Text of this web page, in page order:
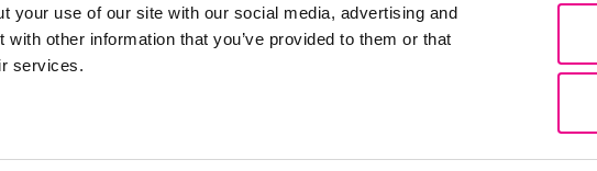
your use of our site with our social media, advertising and
other information that you’ve provided to them or that
services.
kwaliteitsorganisaties: Benelux